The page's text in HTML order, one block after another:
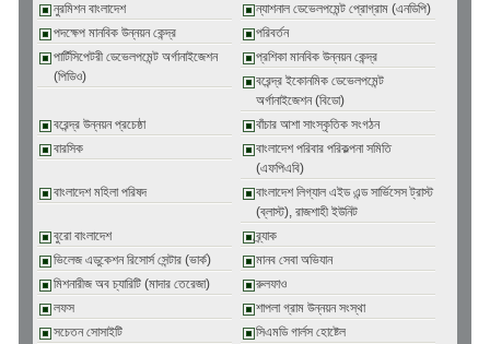
নুরমিশন বাংলাদেশ
ন্যাশনাল ডেভেলপমেন্ট প্রোগ্রাম (এনডিপি)
পদক্ষেপ মানবিক উন্নয়ন কেন্দ্র
পরিবর্তন
পার্টিসিপেটরী ডেভেলপমেন্ট অর্গানাইজেশন
(পিডিও)
প্রশিকা মানবিক উন্নয়ন কেন্দ্র
বরেন্দ্র ইকোনমিক ডেভেলপমেন্ট
অর্গানাইজেশন (বিডো)
বরেন্দ্র উন্নয়ন প্রচেষ্ঠা
বাঁচার আশা সাংস্কৃতিক সংগঠন
বারসিক
বাংলাদেশ পরিবার পরিকল্পনা সমিতি
(এফপিএবি)
বাংলাদেশ মহিলা পরিষদ
বাংলাদেশ লিগ্যাল এইড এন্ড সার্ভিসেস ট্রাস্ট
(ব্লাস্ট), রাজশাহী ইউনিট
বুরো বাংলাদেশ
ব্র্যাক
ভিলেজ এডুকেশন রিসোর্স সেন্টার (ভার্ক)
মানব সেবা অভিযান
মিশনারীজ অব চ্যারিটি (মাদার তেরেজা)
রুলফাও
লফস
শাপলা গ্রাম উন্নয়ন সংস্থা
সচেতন সোসাইটি
সিএমডি গার্লস হোষ্টেল